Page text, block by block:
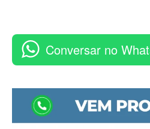
Conversar no